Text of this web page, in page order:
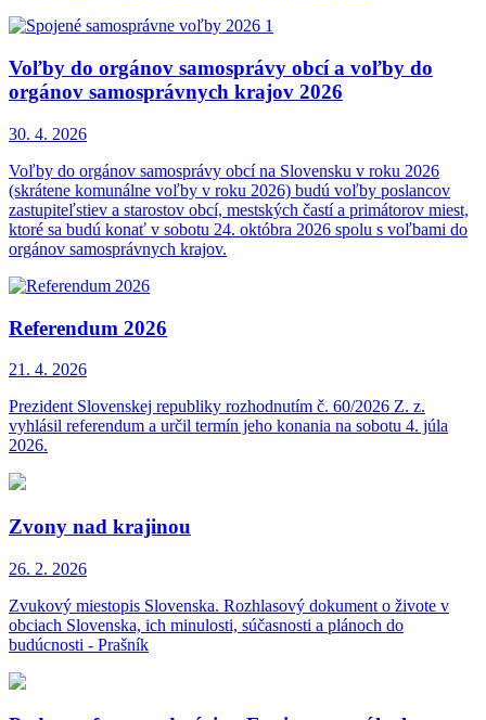
Voľby do orgánov samosprávy obcí a voľby do
orgánov samosprávnych krajov 2026
30. 4. 2026
Voľby do orgánov samosprávy obcí na Slovensku v roku 2026
(skrátene komunálne voľby v roku 2026) budú voľby poslancov
zastupiteľstiev a starostov obcí, mestských častí a primátorov miest,
ktoré sa budú konať v sobotu 24. októbra 2026 spolu s voľbami do
orgánov samosprávnych krajov.
Referendum 2026
21. 4. 2026
Prezident Slovenskej republiky rozhodnutím č. 60/2026 Z. z.
vyhlásil referendum a určil termín jeho konania na sobotu 4. júla
2026.
Zvony nad krajinou
26. 2. 2026
Zvukový miestopis Slovenska. Rozhlasový dokument o živote v
obciach Slovenska, ich minulosti, súčasnosti a plánoch do
budúcnosti - Prašník